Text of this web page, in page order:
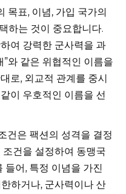
목표, 이념, 가입 국가의
하는 것이 중요합니다.
여 강력한 군사력을 과
와 같은 위협적인 이름을
로, 외교적 관계를 중시
이 우호적인 이름을 선
건은 팩션의 성격을 결정
건을 설정하여 동맹국
들어, 특정 이념을 가진
하거나, 군사력이나 산